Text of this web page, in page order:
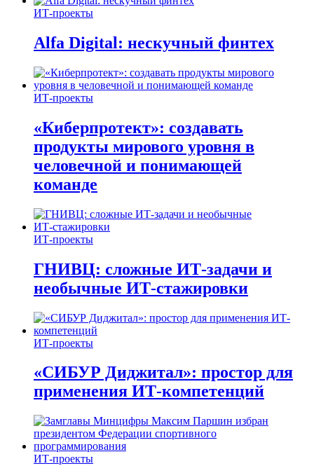
ИТ-проекты
Alfa Digital: нескучный финтех
ИТ-проекты
«Киберпротект»: создавать
продукты мирового уровня в
человечной и понимающей
команде
ИТ-проекты
ГНИВЦ: сложные ИТ‑задачи и
необычные ИТ‑стажировки
ИТ-проекты
«СИБУР Диджитал»: простор для
применения ИТ-компетенций
ИТ-проекты